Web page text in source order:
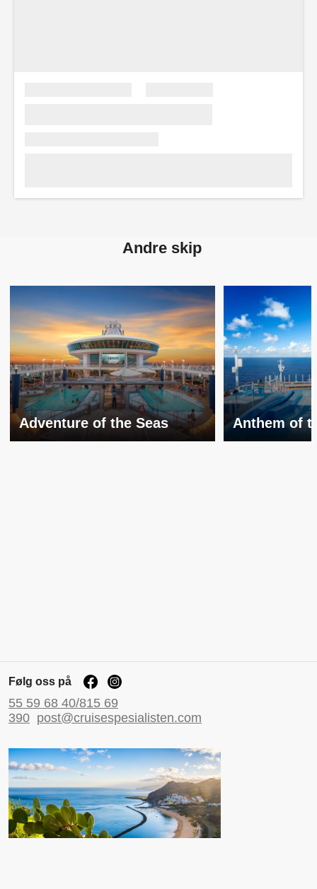
Andre skip
Adventure of the Seas Anthem of
Følg oss på
55 59 68 40/815 69
390 post@cruisespesialisten.com